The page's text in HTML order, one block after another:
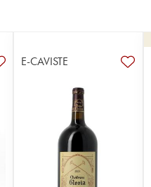
E-CAVISTE